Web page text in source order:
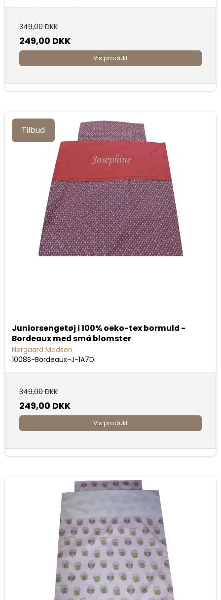
349,00 DKK
249,00 DKK
Vis produkt
Tilbud
Juniorsengetøj i 100% oeko-tex bormuld -
Bordeaux med små blomster
Nørgaard Madsen
1008S-Bordeaux-J-1A7D
349,00 DKK
249,00 DKK
Vis produkt